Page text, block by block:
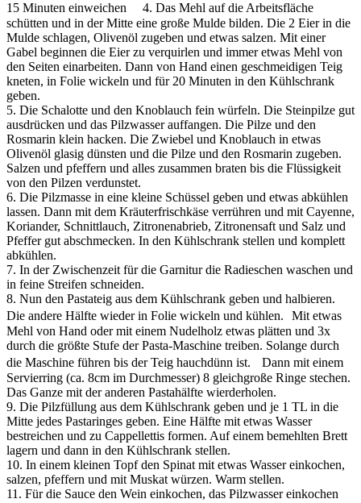
15 Minuten einweichen 4. Das Mehl auf die Arbeitsfläche
schütten und in der Mitte eine große Mulde bilden. Die 2 Eier in die
Mulde schlagen, Olivenöl zugeben und etwas salzen. Mit einer
Gabel beginnen die Eier zu verquirlen und immer etwas Mehl von
den Seiten einarbeiten. Dann von Hand einen geschmeidigen Teig
kneten, in Folie wickeln und für 20 Minuten in den Kühlschrank
geben.
5. Die Schalotte und den Knoblauch fein würfeln. Die Steinpilze gut
ausdrücken und das Pilzwasser auffangen. Die Pilze und den
Rosmarin klein hacken. Die Zwiebel und Knoblauch in etwas
Olivenöl glasig dünsten und die Pilze und den Rosmarin zugeben.
Salzen und pfeffern und alles zusammen braten bis die Flüssigkeit
von den Pilzen verdunstet.
6. Die Pilzmasse in eine kleine Schüssel geben und etwas abkühlen
lassen. Dann mit dem Kräuterfrischkäse verrühren und mit Cayenne,
Koriander, Schnittlauch, Zitronenabrieb, Zitronensaft und Salz und
Pfeffer gut abschmecken. In den Kühlschrank stellen und komplett
abkühlen.
7. In der Zwischenzeit für die Garnitur die Radieschen waschen und
in feine Streifen schneiden.
8. Nun den Pastateig aus dem Kühlschrank geben und halbieren.
Die andere Hälfte wieder in Folie wickeln und kühlen. Mit etwas
Mehl von Hand oder mit einem Nudelholz etwas plätten und 3x
durch die größte Stufe der Pasta-Maschine treiben. Solange durch
die Maschine führen bis der Teig hauchdünn ist. Dann mit einem
Servierring (ca. 8cm im Durchmesser) 8 gleichgroße Ringe stechen.
Das Ganze mit der anderen Pastahälfte wierderholen.
9. Die Pilzfüllung aus dem Kühlschrank geben und je 1 TL in die
Mitte jedes Pastaringes geben. Eine Hälfte mit etwas Wasser
bestreichen und zu Cappellettis formen. Auf einem bemehlten Brett
lagern und dann in den Kühlschrank stellen.
10. In einem kleinen Topf den Spinat mit etwas Wasser einkochen,
salzen, pfeffern und mit Muskat würzen. Warm stellen.
11. Für die Sauce den Wein einkochen, das Pilzwasser einkochen